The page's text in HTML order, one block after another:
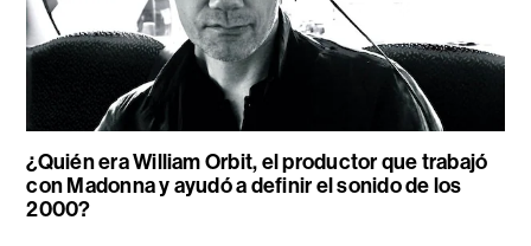
¿Quién era William Orbit, el productor que trabajó
con Madonna y ayudó a definir el sonido de los
2000?